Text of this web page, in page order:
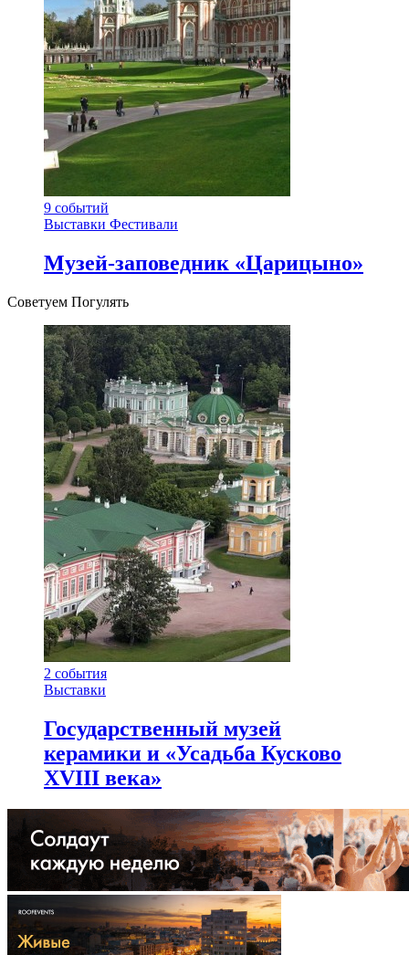
9 событий
Выставки Фестивали
Музей-заповедник «Царицыно»
Советуем Погулять
2 события
Выставки
Государственный музей
керамики и «Усадьба Кусково
XVIII века»